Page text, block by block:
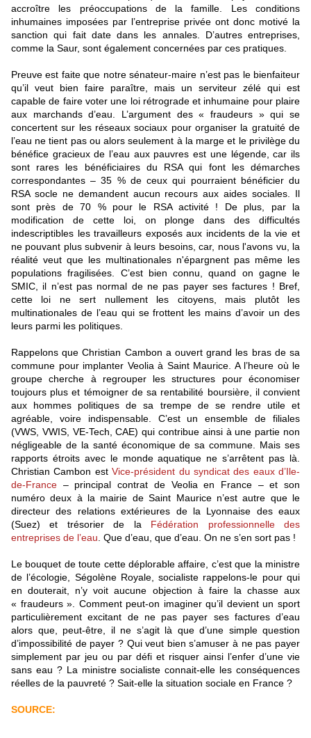
accroître les préoccupations de la famille. Les conditions
inhumaines imposées par l’entreprise privée ont donc motivé la
sanction qui fait date dans les annales. D’autres entreprises,
comme la Saur, sont également concernées par ces pratiques.
Preuve est faite que notre sénateur-maire n’est pas le bienfaiteur
qu’il veut bien faire paraître, mais un serviteur zélé qui est
capable de faire voter une loi rétrograde et inhumaine pour plaire
aux marchands d’eau. L’argument des « fraudeurs » qui se
concertent sur les réseaux sociaux pour organiser la gratuité de
l’eau ne tient pas ou alors seulement à la marge et le privilège du
bénéfice gracieux de l’eau aux pauvres est une légende, car ils
sont rares les bénéficiaires du RSA qui font les démarches
correspondantes – 35 % de ceux qui pourraient bénéficier du
RSA socle ne demandent aucun recours aux aides sociales. Il
sont près de 70 % pour le RSA activité ! De plus, par la
modification de cette loi, on plonge dans des difficultés
indescriptibles les travailleurs exposés aux incidents de la vie et
ne pouvant plus subvenir à leurs besoins, car, nous l'avons vu, la
réalité veut que les multinationales n'épargnent pas même les
populations fragilisées. C’est bien connu, quand on gagne le
SMIC, il n’est pas normal de ne pas payer ses factures ! Bref,
cette loi ne sert nullement les citoyens, mais plutôt les
multinationales de l’eau qui se frottent les mains d’avoir un des
leurs parmi les politiques.
Rappelons que Christian Cambon a ouvert grand les bras de sa
commune pour implanter Veolia à Saint Maurice. A l’heure où le
groupe cherche à regrouper les structures pour économiser
toujours plus et témoigner de sa rentabilité boursière, il convient
aux hommes politiques de sa trempe de se rendre utile et
agréable, voire indispensable. C’est un ensemble de filiales
(VWS, VWIS, VE-Tech, CAE) qui contribue ainsi à une partie non
négligeable de la santé économique de sa commune. Mais ses
rapports étroits avec le monde aquatique ne s’arrêtent pas là.
Christian Cambon estVice-président du syndicat des eaux d’Ile-
de-France – principal contrat de Veolia en France – et son
numéro deux à la mairie de Saint Maurice n’est autre que le
directeur des relations extérieures de la Lyonnaise des eaux
(Suez) et trésorier de la Fédération professionnelle des
entreprises de l’eau . Que d’eau, que d’eau. On ne s’en sort pas !
Le bouquet de toute cette déplorable affaire, c’est que la ministre
de l’écologie, Ségolène Royale, socialiste rappelons-le pour qui
en douterait, n’y voit aucune objection à faire la chasse aux
« fraudeurs ». Comment peut-on imaginer qu’il devient un sport
particulièrement excitant de ne pas payer ses factures d’eau
alors que, peut-être, il ne s’agit là que d’une simple question
d’impossibilité de payer ? Qui veut bien s’amuser à ne pas payer
simplement par jeu ou par défi et risquer ainsi l’enfer d’une vie
sans eau ? La ministre socialiste connait-elle les conséquences
réelles de la pauvreté ? Sait-elle la situation sociale en France ?
SOURCE: